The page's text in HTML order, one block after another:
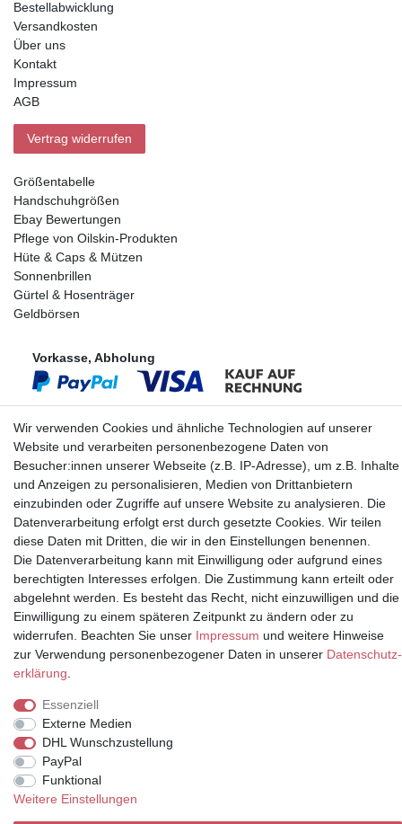
Bestellabwicklung
Versandkosten
Über uns
Kontakt
Impressum
AGB
Vertrag widerrufen
Größentabelle
Handschuhgrößen
Ebay Bewertungen
Pflege von Oilskin-Produkten
Hüte & Caps & Mützen
Sonnenbrillen
Gürtel & Hosenträger
Geldbörsen
Vorkasse, Abholung
Partner
* Alle Preise inkl.
Mehrwertsteuer und zuzüglich
Versand | **ehemaliger
Verkäuferpreis
Wir verwenden Cookies und ähnliche Technologien auf unserer
Website und verarbeiten personenbezogene Daten von
Besucher:innen unserer Webseite (z.B. IP-Adresse), um z.B. Inhalte
und Anzeigen zu personalisieren, Medien von Drittanbietern
einzubinden oder Zugriffe auf unsere Website zu analysieren. Die
Datenverarbeitung erfolgt erst durch gesetzte Cookies. Wir teilen
diese Daten mit Dritten, die wir in den Einstellungen benennen.
Die Datenverarbeitung kann mit Einwilligung oder aufgrund eines
berechtigten Interesses erfolgen. Die Zustimmung kann erteilt oder
abgelehnt werden. Es besteht das Recht, nicht einzuwilligen und die
Einwilligung zu einem späteren Zeitpunkt zu ändern oder zu
widerrufen. Beachten Sie unser Impressum und weitere Hinweise
zur Verwendung personenbezogener Daten in unserer Daten­schutz­
erklärung
Essenziell
Externe Medien
DHL Wunschzustellung
PayPal
Funktional
Weitere Einstellungen